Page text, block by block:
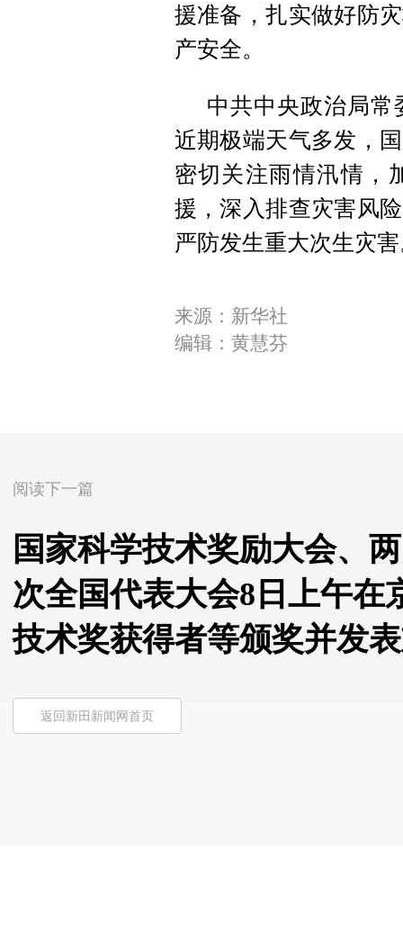
援准备，扎实做好防
产安全。
中共中央政治局
近期极端天气多发，
密切关注雨情汛情，
援，深入排查灾害风
严防发生重大次生灾
来源：新华社
编辑：黄慧芬
阅读下一篇
国家科学技术奖励大会、
次全国代表大会8日上午在
技术奖获得者等颁奖并发
返回新田新闻网首页